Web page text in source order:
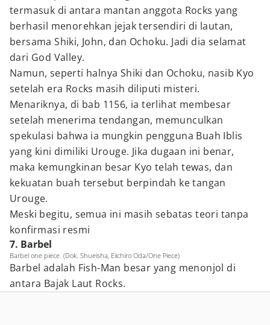
termasuk di antara mantan anggota Rocks yang
berhasil menorehkan jejak tersendiri di lautan,
bersama Shiki, John, dan Ochoku. Jadi dia selamat
dari God Valley.
Namun, seperti halnya Shiki dan Ochoku, nasib Kyo
setelah era Rocks masih diliputi misteri.
Menariknya, di bab 1156, ia terlihat membesar
setelah menerima tendangan, memunculkan
spekulasi bahwa ia mungkin pengguna Buah Iblis
yang kini dimiliki Urouge. Jika dugaan ini benar,
maka kemungkinan besar Kyo telah tewas, dan
kekuatan buah tersebut berpindah ke tangan
Urouge.
Meski begitu, semua ini masih sebatas teori tanpa
konfirmasi resmi
7. Barbel
Barbel one piece. (Dok. Shueisha, Eiichiro Oda/One Piece)
Barbel adalah Fish-Man besar yang menonjol di
antara Bajak Laut Rocks.